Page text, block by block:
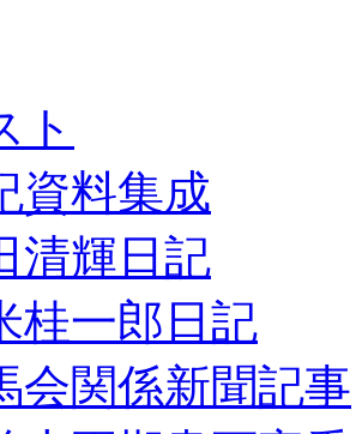
ト
資料集成
清輝日記
桂一郎日記
会関係新聞記事